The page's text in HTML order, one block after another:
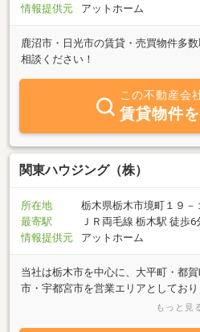
情報提供元
アットホーム
鹿沼市・日光市の賃貸・売買物件多
相談ください！
この不動産会
賃貸物件
関東ハウジング（株）
所在地
栃木県栃木市境町１９－
最寄駅
ＪＲ両毛線 栃木駅 徒歩6
情報提供元
アットホーム
当社は栃木市を中心に、大平町・都
市・宇都宮市を営業エリアとしてお
の総合不動産として、土地建物仲介
もっと見